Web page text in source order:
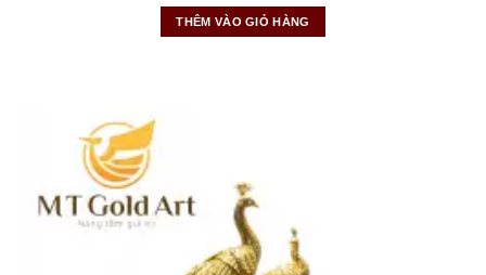
THÊM VÀO GIỎ HÀNG